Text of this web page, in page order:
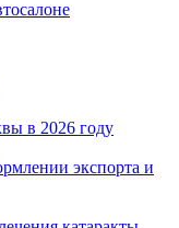
в 2026 году
экспорта и